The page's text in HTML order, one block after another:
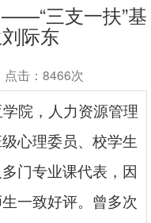
三支一扶”基
际东
击：8466次
院，人力资源管理
心理委员、校学生
门专业课代表，因
一致好评。曾多次